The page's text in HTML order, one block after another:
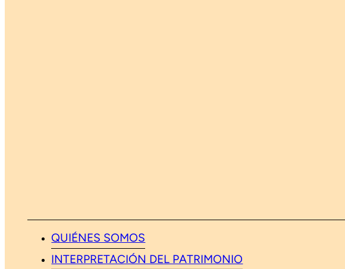
QUIÉNES SOMOS
INTERPRETACIÓN DEL PATRIMONIO